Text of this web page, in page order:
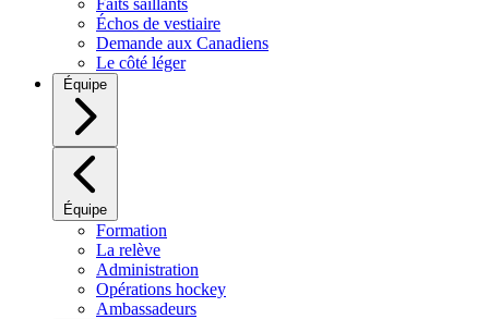
Faits saillants
Échos de vestiaire
Demande aux Canadiens
Le côté léger
Équipe
Équipe
Formation
La relève
Administration
Opérations hockey
Ambassadeurs